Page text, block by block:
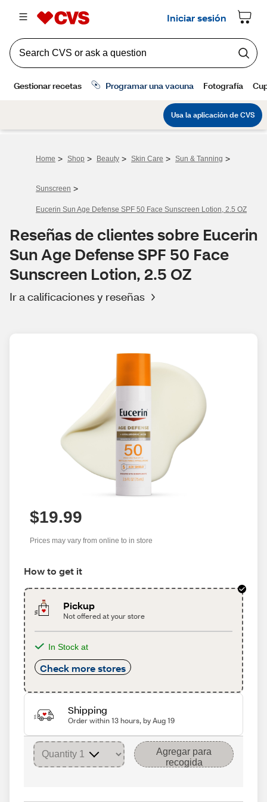
Home > Shop > Beauty > Skin Care > Sun & Tanning >
Sunscreen >
Eucerin Sun Age Defense SPF 50 Face Sunscreen Lotion, 2.5 OZ
Reseñas de clientes sobre Eucerin
Sun Age Defense SPF 50 Face
Sunscreen Lotion, 2.5 OZ
Ir a calificaciones y reseñas
$19.99
Prices may vary from online to in store
How to get it
Pickup
Not offered at your store
In Stock at
Check more stores
Shipping
Order within 13 hours, by Aug 19
Agregar para
recogida